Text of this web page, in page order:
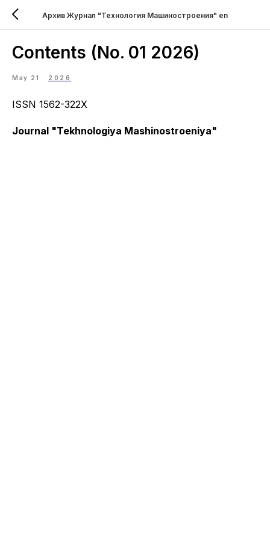
Архив Журнал "Технология Машиностроения" en
Contents (No. 01 2026)
May 21 2026
ISSN 1562-322X
Journal "Tekhnologiya Mashinostroeniya"